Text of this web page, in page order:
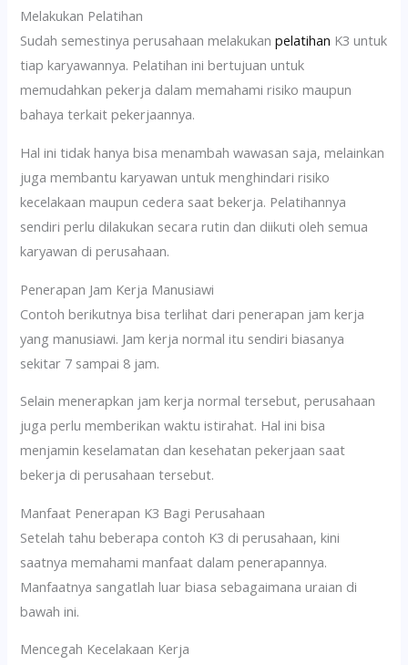
Melakukan Pelatihan
Sudah semestinya perusahaan melakukanpelatihan K3 untuk
tiap karyawannya. Pelatihan ini bertujuan untuk
memudahkan pekerja dalam memahami risiko maupun
bahaya terkait pekerjaannya.
Hal ini tidak hanya bisa menambah wawasan saja, melainkan
juga membantu karyawan untuk menghindari risiko
kecelakaan maupun cedera saat bekerja. Pelatihannya
sendiri perlu dilakukan secara rutin dan diikuti oleh semua
karyawan di perusahaan.
Penerapan Jam Kerja Manusiawi
Contoh berikutnya bisa terlihat dari penerapan jam kerja
yang manusiawi. Jam kerja normal itu sendiri biasanya
sekitar 7 sampai 8 jam.
Selain menerapkan jam kerja normal tersebut, perusahaan
juga perlu memberikan waktu istirahat. Hal ini bisa
menjamin keselamatan dan kesehatan pekerjaan saat
bekerja di perusahaan tersebut.
Manfaat Penerapan K3 Bagi Perusahaan
Setelah tahu beberapa contoh K3 di perusahaan, kini
saatnya memahami manfaat dalam penerapannya.
Manfaatnya sangatlah luar biasa sebagaimana uraian di
bawah ini.
Mencegah Kecelakaan Kerja